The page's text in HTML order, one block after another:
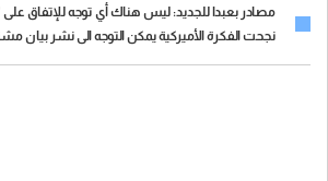
مصادر بعبدا للجديد: ليس هناك أي توجه للإتفاق على
نجحت الفكرة الأميركية يمكن التوجه الى نشر بيان